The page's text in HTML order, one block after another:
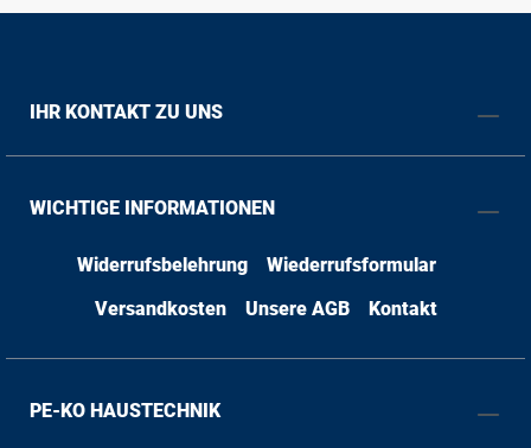
IHR KONTAKT ZU UNS
WICHTIGE INFORMATIONEN
Widerrufsbelehrung
Wiederrufsformular
Versandkosten
Unsere AGB Kontakt
PE-KO HAUSTECHNIK